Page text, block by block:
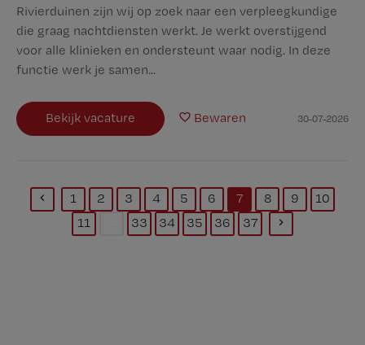
Rivierduinen zijn wij op zoek naar een verpleegkundige
die graag nachtdiensten werkt. Je werkt overstijgend
voor alle klinieken en ondersteunt waar nodig. In deze
functie werk je samen...
Bekijk vacature Bewaren 30-07-2026
1 2 3 4 5 6
7
(current)
8 9
10
11
33 34 35 36 37